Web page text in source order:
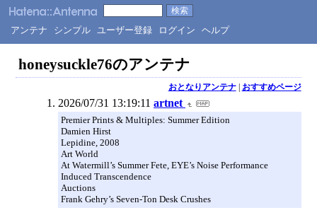
アンテナ シンプル ユーザー登録 ログイン ヘルプ
honeysuckle76のアンテナ
おとなりアンテナ| おすすめページ
2026/07/31 13:19:11 artnet
Premier Prints & Multiples: Summer Edition
Damien Hirst
Lepidine, 2008
Art World
At Watermill’s Summer Fete, EYE’s Noise Performance
Induced Transcendence
Auctions
Frank Gehry’s Seven-Ton Desk Crushes